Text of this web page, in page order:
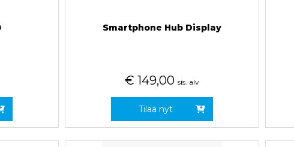
Smartphone Hub Display
€ 149,00 sis. alv
Tilaa nyt